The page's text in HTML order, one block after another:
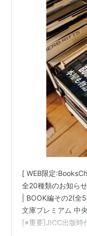
[ WEB限定
全20種類のお知ら
| BOOK編その2(
文庫プレミアム 中
[※重要]JICC出版時